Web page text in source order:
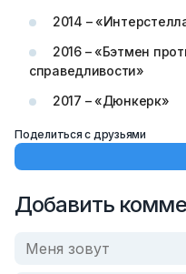
2014 –
2016 – «Бэтмен
справедливости»
2017 – «Дюнкерк»
Поделиться с друзьями
Добавить